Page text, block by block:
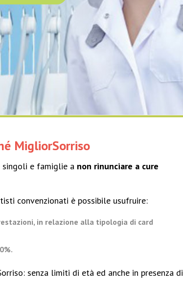
MigliorSorriso
singoli e famiglie a non rinunciare a cure
convenzionati è possibile usufruire:
in relazione alla tipologia di card
senza limiti di età ed anche in presenza di